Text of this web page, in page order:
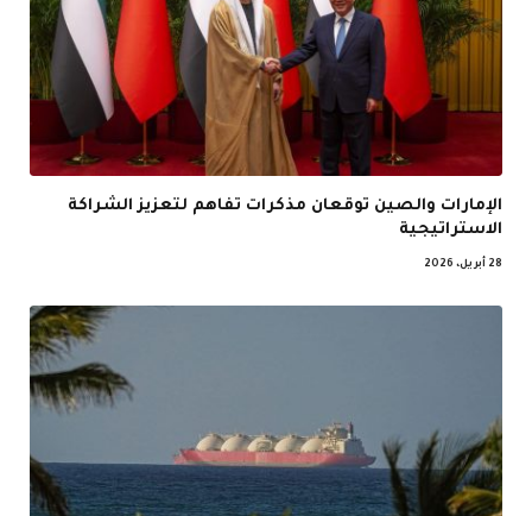
الإمارات والصين توقعان مذكرات تفاهم لتعزيز الشراكة
الاستراتيجية
28 أبريل، 2026